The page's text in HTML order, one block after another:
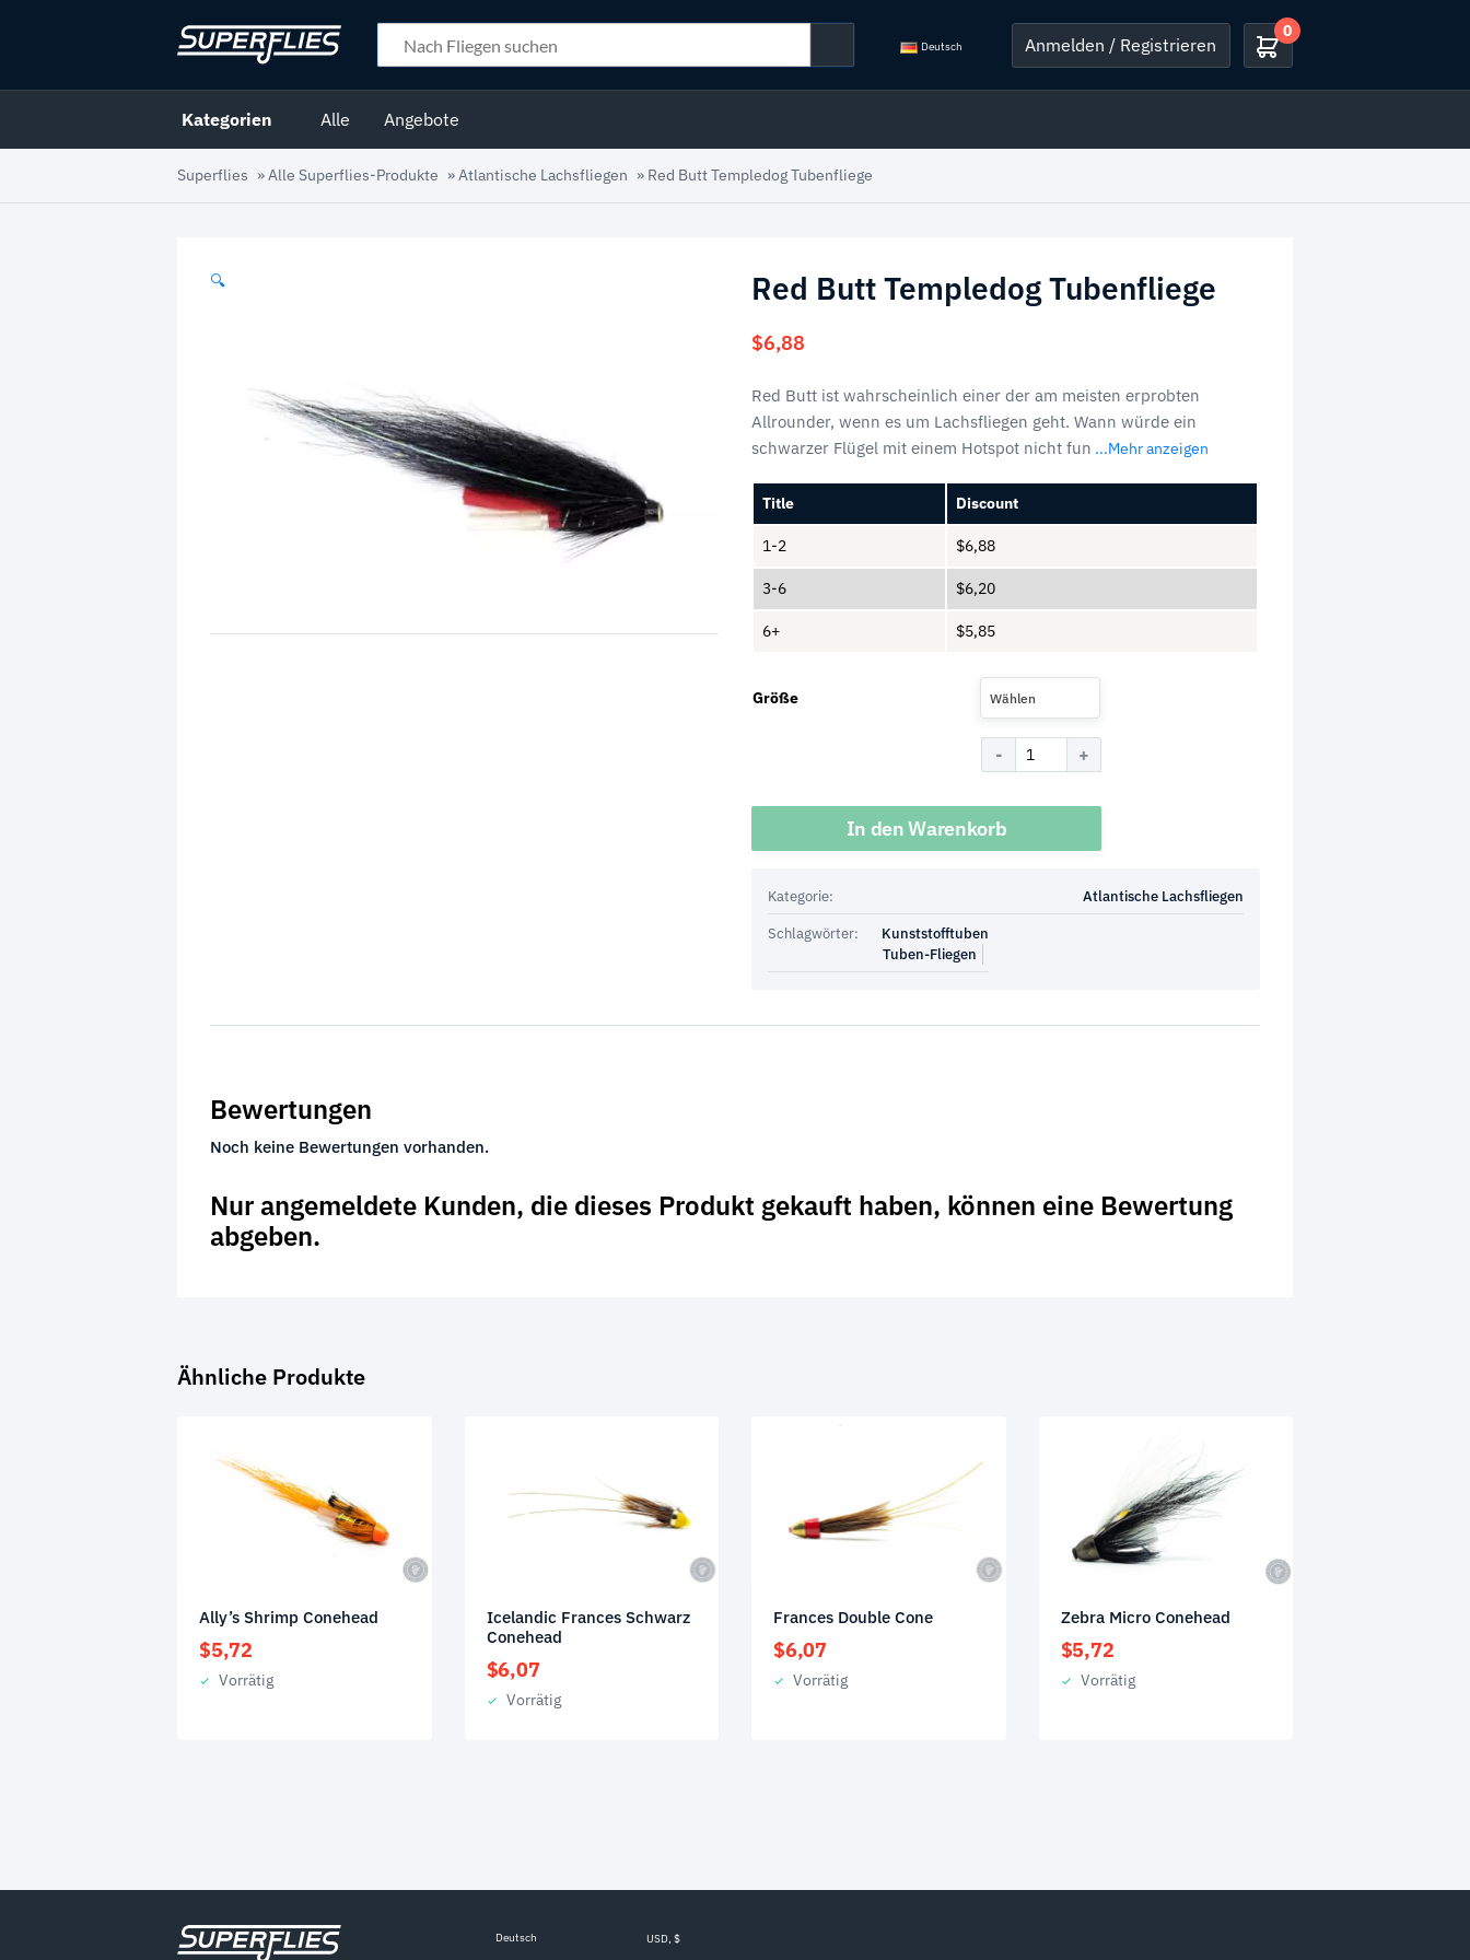
Deutsch Anmelden / Registrieren
0
Kategorien Alle Angebote
Superflies »Alle Superflies-Produkte »Atlantische Lachsfliegen » Red Butt Templedog Tubenfliege
🔍 Red Butt Templedog Tubenfliege
$6,88
Red Butt ist wahrscheinlich einer der am meisten erprobten
Allrounder, wenn es um Lachsfliegen geht. Wann würde ein
schwarzer Flügel mit einem Hotspot nicht fun ...Mehr anzeigen
Title Discount
1-2 $6,88
3-6 $6,20
6+ $5,85
Größe Wählen
In den Warenkorb
Kategorie:
Atlantische Lachsfliegen
Schlagwörter:
Kunststofftuben
Tuben-Fliegen
Bewertungen
Noch keine Bewertungen vorhanden.
Nur angemeldete Kunden, die dieses Produkt gekauft haben, können eine Bewertung
abgeben.
Ähnliche Produkte
Ally’s Shrimp Conehead
$5,72
Vorrätig
Icelandic Frances Schwarz
Conehead
$6,07
Vorrätig
Frances Double Cone
$6,07
Vorrätig
Zebra Micro Conehead
$5,72
Vorrätig
Deutsch USD, $